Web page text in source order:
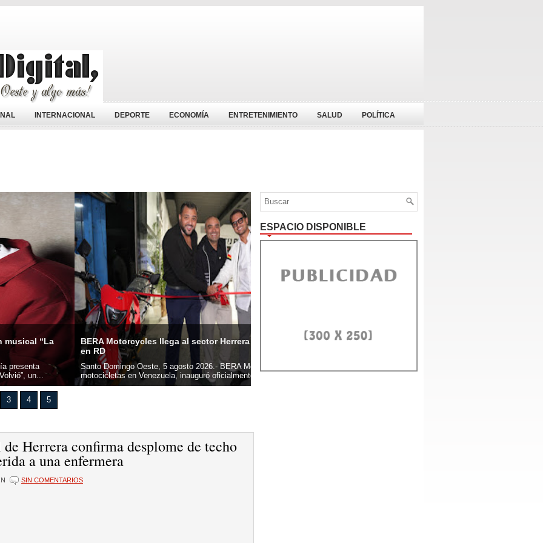
INTERNACIONAL DEPORTE ECONOMÍA ENTRETENIMIENTO SALUD POLÍTICA
llega al sector Herrera e inaugura su primera sede
Oeste, 5 agosto 2026.- BERA Motorcycles, marca líder en
en Venezuela, inauguró oficialmente su primera sede en...
3 4 5
Herrera confirma desplome de techo
a una enfermera
SIN COMENTARIOS
ESPACIO DISPONIBLE